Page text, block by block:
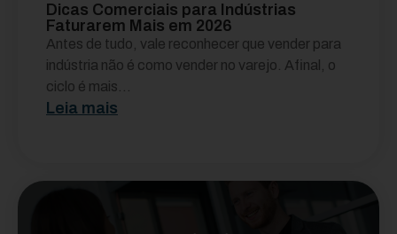
Dicas Comerciais para Indústrias
Faturarem Mais em 2026
Antes de tudo, vale reconhecer que vender para
indústria não é como vender no varejo. Afinal, o
ciclo é mais...
Leia mais